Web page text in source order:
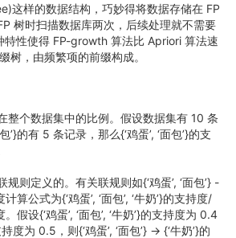
这样的数据结构，巧妙得将数据存储在 FP
树时扫描数据库两次，后续处理就不需要
特性使得 FP-growth 算法比 Apriori 算法速
树，由频繁项的前缀构成。
整个数据集中的比例。假设数据集有 10 条
’}的有 5 条记录，那么{‘鸡蛋’, ‘面包’}的支
则定义的。有关联规则如{‘鸡蛋’, ‘面包’} -
算公式为{‘鸡蛋’, ‘面包’, ‘牛奶’}的支持度/
。假设{‘鸡蛋’, ‘面包’, ‘牛奶’}的支持度为 0.4
度为 0.5，则{‘鸡蛋’, ‘面包’} -> {‘牛奶’}的